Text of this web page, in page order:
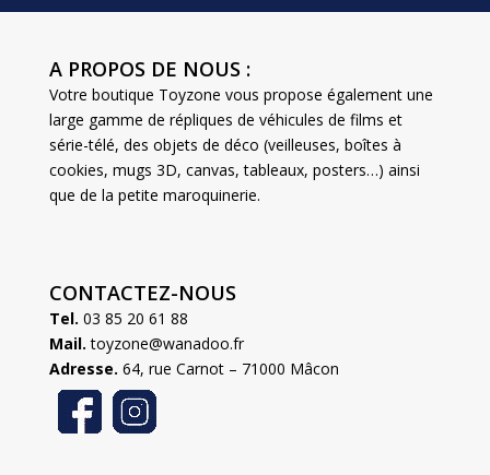
A PROPOS DE NOUS :
Votre boutique Toyzone vous propose également une
large gamme de répliques de véhicules de films et
série-télé, des objets de déco (veilleuses, boîtes à
cookies, mugs 3D, canvas, tableaux, posters…) ainsi
que de la petite maroquinerie.
CONTACTEZ-NOUS
Tel. 03 85 20 61 88
Mail. toyzone@wanadoo.fr
Adresse. 64, rue Carnot – 71000 Mâcon